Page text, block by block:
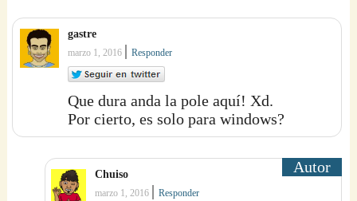
gastre
marzo 1, 2016 |Responder
Que dura anda la pole aquí! Xd.
Por cierto, es solo para windows?
Chuiso
marzo 1, 2016 |Responder